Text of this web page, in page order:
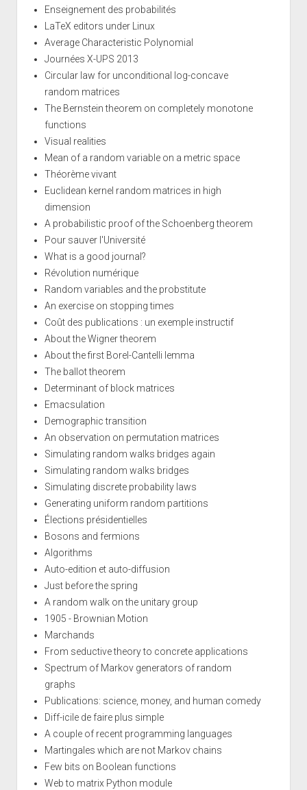
Enseignement des probabilités
LaTeX editors under Linux
Average Characteristic Polynomial
Journées X-UPS 2013
Circular law for unconditional log-concave
random matrices
The Bernstein theorem on completely monotone
functions
Visual realities
Mean of a random variable on a metric space
Théorème vivant
Euclidean kernel random matrices in high
dimension
A probabilistic proof of the Schoenberg theorem
Pour sauver l'Université
What is a good journal?
Révolution numérique
Random variables and the probstitute
An exercise on stopping times
Coût des publications : un exemple instructif
About the Wigner theorem
About the first Borel-Cantelli lemma
The ballot theorem
Determinant of block matrices
Emacsulation
Demographic transition
An observation on permutation matrices
Simulating random walks bridges again
Simulating random walks bridges
Simulating discrete probability laws
Generating uniform random partitions
Élections présidentielles
Bosons and fermions
Algorithms
Auto-edition et auto-diffusion
Just before the spring
A random walk on the unitary group
1905 - Brownian Motion
Marchands
From seductive theory to concrete applications
Spectrum of Markov generators of random
graphs
Publications: science, money, and human comedy
Diff-icile de faire plus simple
A couple of recent programming languages
Martingales which are not Markov chains
Few bits on Boolean functions
Web to matrix Python module